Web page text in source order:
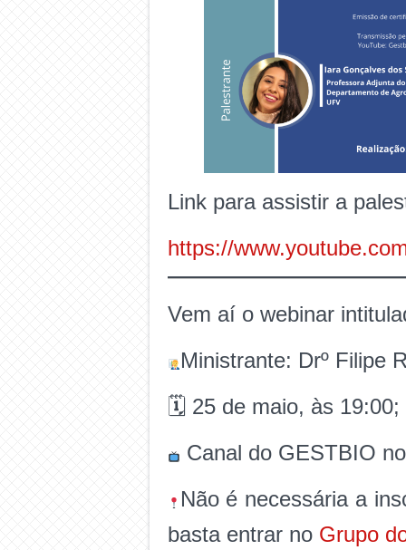
Link para assistir a
https://
Vem aí o webinar
Ministrante: Drº Filipe
🗓 25 de maio, às 19:00;
Canal do GESTBIO
Não é necessária a
basta entrar no Grupo